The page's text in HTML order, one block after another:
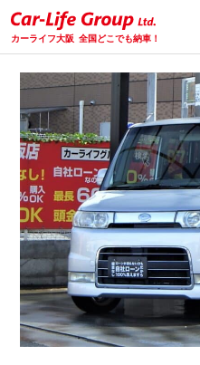
カーライフ大阪 全国どこでも納車！